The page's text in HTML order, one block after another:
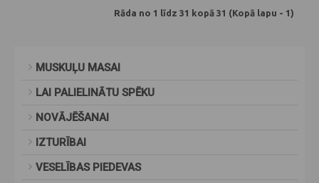
Rāda no 1 līdz 31 kopā 31 (Kopā lapu - 1)
MUSKUĻU MASAI
LAI PALIELINĀTU SPĒKU
NOVĀJĒŠANAI
IZTURĪBAI
VESELĪBAS PIEDEVAS